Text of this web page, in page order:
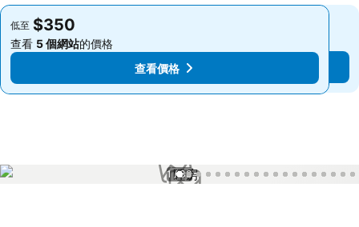
低至 $350
查看 5 個網站的價格
查看價格
低至 $350
查看 5 個網站的價格
查看價格
1 / 33